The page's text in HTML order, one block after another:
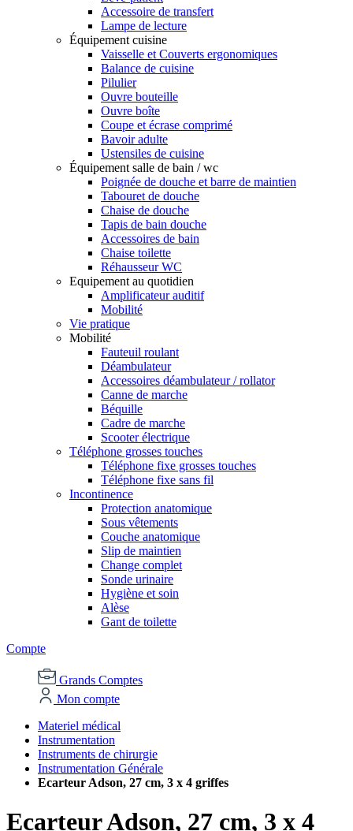
Accessoire de transfert
Lampe de lecture
Équipement cuisine
Vaisselle et Couverts ergonomiques
Balance de cuisine
Pilulier
Ouvre bouteille
Ouvre boîte
Coupe et écrase comprimé
Bavoir adulte
Ustensiles de cuisine
Équipement salle de bain / wc
Poignée de douche et barre de maintien
Tabouret de douche
Chaise de douche
Tapis de bain douche
Accessoires de bain
Chaise toilette
Réhausseur WC
Equipement au quotidien
Amplificateur auditif
Mobilité
Vie pratique
Mobilité
Fauteuil roulant
Déambulateur
Accessoires déambulateur / rollator
Canne de marche
Béquille
Cadre de marche
Scooter électrique
Téléphone grosses touches
Téléphone fixe grosses touches
Téléphone fixe sans fil
Incontinence
Protection anatomique
Sous vêtements
Couche anatomique
Slip de maintien
Change complet
Sonde urinaire
Hygiène et soin
Alèse
Gant de toilette
Compte
Grands Comptes
Mon compte
Materiel médical
Instrumentation
Instruments de chirurgie
Instrumentation Générale
Ecarteur Adson, 27 cm, 3 x 4 griffes
Ecarteur Adson, 27 cm, 3 x 4